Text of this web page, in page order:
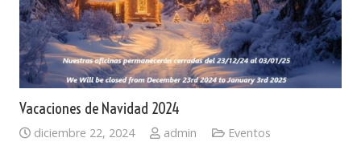
Vacaciones de Navidad 2024
diciembre 22, 2024 admin Eventos